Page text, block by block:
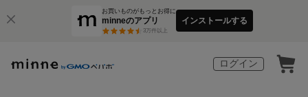
お買いものがもっとお得に
minneのアプリ
3万件以上
インストールする
ログイン